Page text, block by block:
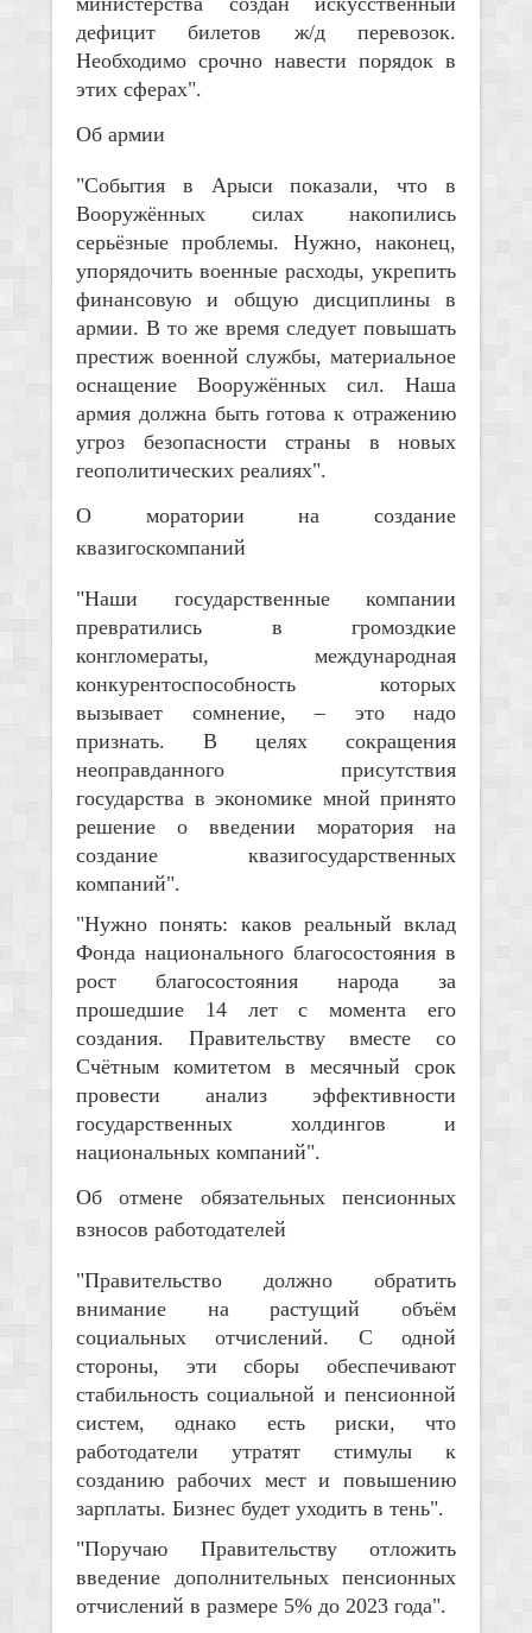
дефицит билетов ж/д перевозок.
Необходимо срочно навести порядок в
этих сферах".
Об армии
"События в Арыси показали, что в
Вооружённых силах накопились
серьёзные проблемы. Нужно, наконец,
упорядочить военные расходы, укрепить
финансовую и общую дисциплины в
армии. В то же время следует повышать
престиж военной службы, материальное
оснащение Вооружённых сил. Наша
армия должна быть готова к отражению
угроз безопасности страны в новых
геополитических реалиях".
О моратории на создание
квазигоскомпаний
"Наши государственные компании
превратились в громоздкие
конгломераты, международная
конкурентоспособность которых
вызывает сомнение, – это надо
признать. В целях сокращения
неоправданного присутствия
государства в экономике мной принято
решение о введении моратория на
создание квазигосударственных
компаний".
"Нужно понять: каков реальный вклад
Фонда национального благосостояния в
рост благосостояния народа за
прошедшие 14 лет с момента его
создания. Правительству вместе со
Счётным комитетом в месячный срок
провести анализ эффективности
государственных холдингов и
национальных компаний".
Об отмене обязательных пенсионных
взносов работодателей
"Правительство должно обратить
внимание на растущий объём
социальных отчислений. С одной
стороны, эти сборы обеспечивают
стабильность социальной и пенсионной
систем, однако есть риски, что
работодатели утратят стимулы к
созданию рабочих мест и повышению
зарплаты. Бизнес будет уходить в тень".
"Поручаю Правительству отложить
введение дополнительных пенсионных
отчислений в размере 5% до 2023 года".